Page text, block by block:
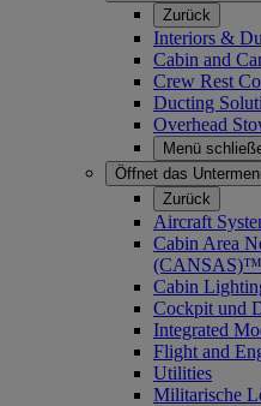
Zurück
Interiors &
Cabin and
Crew Rest
Ducting
Overhead
Menü
Öffnet das
Zurück
Aircraft
Cabin Area
(CANSAS)™
Cabin
Cockpit und
Integrated
Flight and
Utilities
Militarische